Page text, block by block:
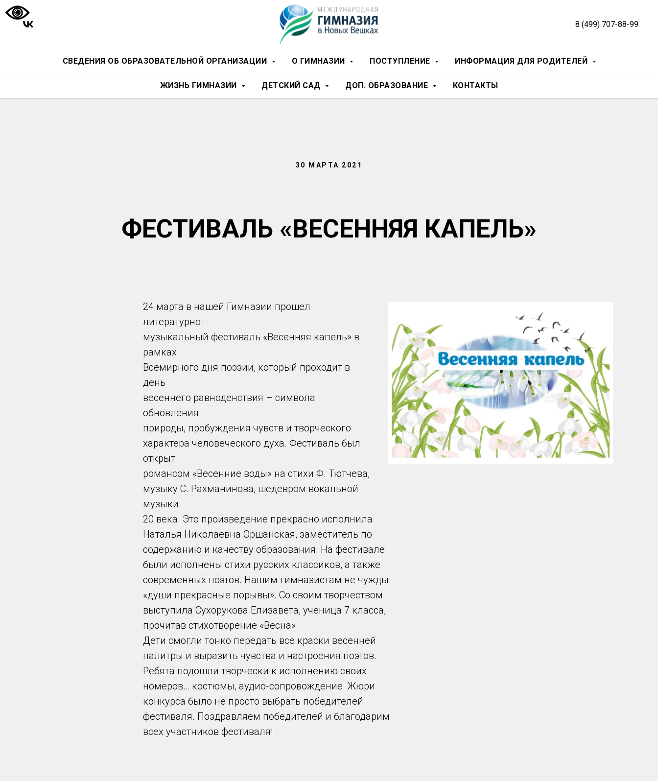
8 (499) 707-88-99
СВЕДЕНИЯ ОБ ОБРАЗОВАТЕЛЬНОЙ ОРГАНИЗАЦИИ О ГИМНАЗИИ ПОСТУПЛЕНИЕ ИНФОРМАЦИЯ ДЛЯ РОДИТЕЛЕЙ
ЖИЗНЬ ГИМНАЗИИ ДЕТСКИЙ САД ДОП. ОБРАЗОВАНИЕ КОНТАКТЫ
30 МАРТА 2021
ФЕСТИВАЛЬ «ВЕСЕННЯЯ КАПЕЛЬ»
24 марта в нашей Гимназии прошел
литературно-
музыкальный фестиваль «Весенняя капель» в
рамках
Всемирного дня поэзии, который проходит в
день
весеннего равноденствия – символа
обновления
природы, пробуждения чувств и творческого
характера человеческого духа. Фестиваль был
открыт
романсом «Весенние воды» на стихи Ф. Тютчева,
музыку С. Рахманинова, шедевром вокальной
музыки
20 века. Это произведение прекрасно исполнила
Наталья Николаевна Оршанская, заместитель по
содержанию и качеству образования. На фестивале
были исполнены стихи русских классиков, а также
современных поэтов. Нашим гимназистам не чужды
«души прекрасные порывы». Со своим творчеством
выступила Сухорукова Елизавета, ученица 7 класса,
прочитав стихотворение «Весна».
Дети смогли тонко передать все краски весенней
палитры и выразить чувства и настроения поэтов.
Ребята подошли творчески к исполнению своих
номеров… костюмы, аудио-сопровождение. Жюри
конкурса было не просто выбрать победителей
фестиваля. Поздравляем победителей и благодарим
всех участников фестиваля!